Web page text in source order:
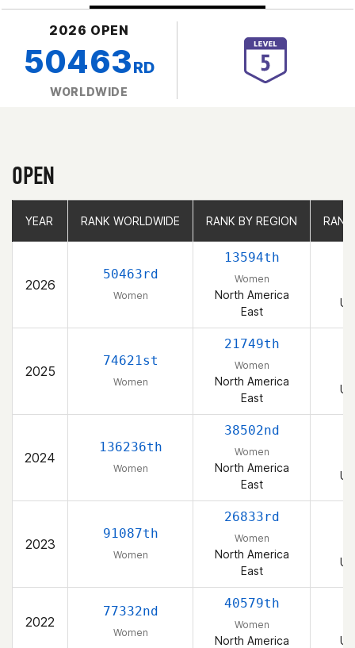
2026 OPEN
50463RD
WORLDWIDE
OPEN
YEAR RANK WORLDWIDE RANK BY REGION
2026
50463rd
Women
13594th
Women
North America
East
2025
74621st
Women
21749th
Women
North America
East
2024
136236th
Women
38502nd
Women
North America
East
2023
91087th
Women
26833rd
Women
North America
East
2022
77332nd
Women
40579th
Women
North America
YEAR RANK WORLDWIDE RANK BY REGION